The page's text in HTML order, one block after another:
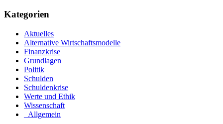
Kategorien
Aktuelles
Alternative Wirtschaftsmodelle
Finanzkrise
Grundlagen
Politik
Schulden
Schuldenkrise
Werte und Ethik
Wissenschaft
_Allgemein